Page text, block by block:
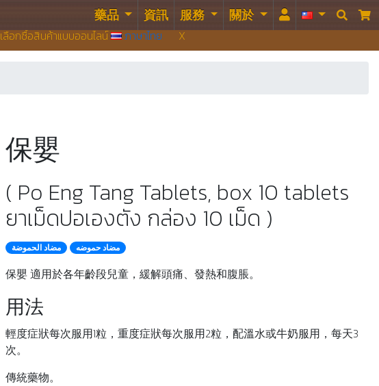
ลือกซื้อสินค้าแบบออนไลน์ ภาษาไทย X
藥品 資訊 服務 關於  
保嬰
( Po Eng Tang Tablets, box 10 tablets
ยาเม็ดปอเองตัง กล่อง 10 เม็ด )
مضاد الحموضة مضاد حموضه
保嬰 適用於各年齡段兒童，緩解頭痛、發熱和腹脹。
用法
輕度症狀每次服用1粒，重度症狀每次服用2粒，配溫水或牛奶服用，每天3
次。
傳統藥物。